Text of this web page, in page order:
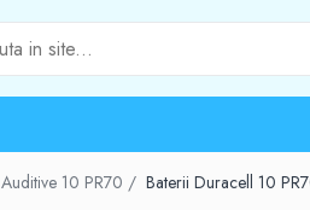
Auditive 10 PR70 / Baterii Duracell 10